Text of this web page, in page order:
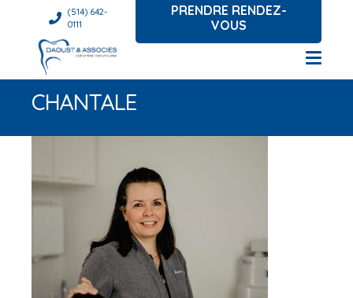
(514) 642-
0111
PRENDRE RENDEZ-
VOUS
CHANTALE